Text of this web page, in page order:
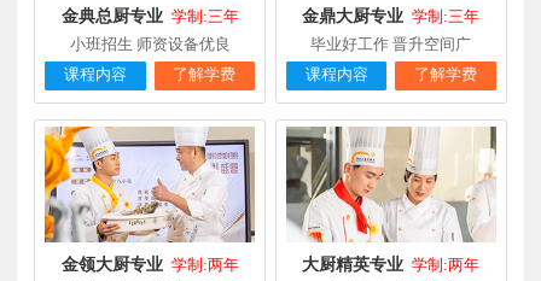
曾** 厨师长研修 福建厦门 4天前 在线报名
金典总厨专业 学制:三年
小班招生 师资设备优良
课程内容
了解学费
金鼎大厨专业 学制:三年
毕业好工作 晋升空间广
课程内容
了解学费
金领大厨专业 学制:两年
大厨精英专业 学制:两年